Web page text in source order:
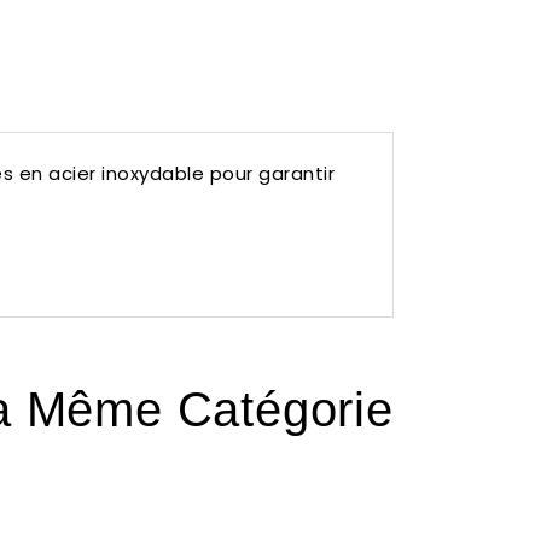
en acier inoxydable pour garantir
Même Catégorie